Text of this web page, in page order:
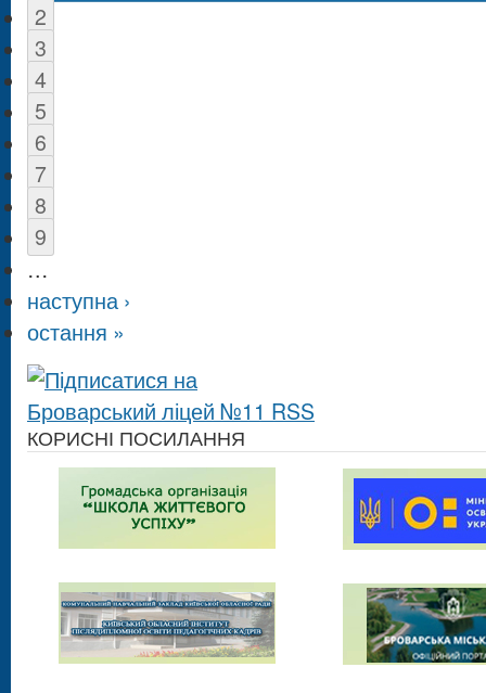
2
3
4
5
6
7
8
9
…
наступна ›
остання »
КОРИСНІ ПОСИЛАННЯ